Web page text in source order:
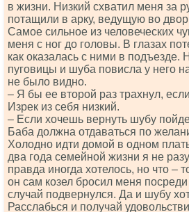
в жизни. Низкий схватил меня за
потащили в арку, ведущую во
Самое сильное из человеческих
меня с ног до головы. В глазах
как оказалась с ними в подъезде.
пуговицы и шуба повисла у него
не было видно.
– Я бы ее второй раз трахнул,
Изрек из себя низкий.
– Если хочешь вернуть шубу
Баба должна отдаваться по
Холодно идти домой в одном
два года семейной жизни я не
правда иногда хотелось, но что –
он сам козел бросил меня
случай подвернулся. Да и шубу
Расслабься и получай